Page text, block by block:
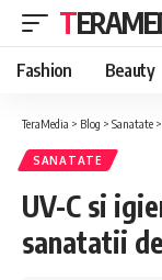
Fashion Beauty
TeraMedia > Blog > Sanatate >
SANATATE
UV-C si
sanatatii